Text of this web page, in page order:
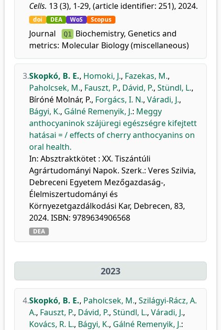
Cells. 13 (3), 1-29, (article identifier: 251), 2024.
doi DEA WoS Scopus
Journal
metrics:
Q1
Biochemistry, Genetics and
Molecular Biology (miscellaneous)
3.Skopkó, B. E., Homoki, J., Fazekas, M.,
Paholcsek, M., Fauszt, P., Dávid, P., Stündl, L.,
Bíróné Molnár, P., Forgács, I. N., Váradi, J.,
Bágyi, K., Gálné Remenyik, J.: Meggy
anthocyaninok szájüregi egészségre kifejtett
hatásai = / effects of cherry anthocyanins on
oral health.
In: Absztraktkötet : XX. Tiszántúli
Agrártudományi Napok. Szerk.: Veres Szilvia,
Debreceni Egyetem Mezőgazdaság-,
Élelmiszertudományi és
Környezetgazdálkodási Kar, Debrecen, 83,
2024. ISBN: 9789634906568
DEA
2023
4.Skopkó, B. E., Paholcsek, M., Szilágyi-Rácz, A.
A., Fauszt, P., Dávid, P., Stündl, L., Váradi, J.,
Kovács, R. L., Bágyi, K., Gálné Remenyik, J.: